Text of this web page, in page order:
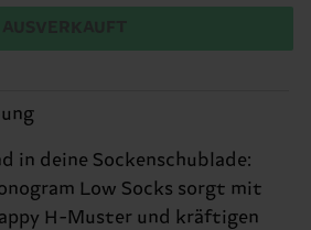
in deine Sockenschublade:
Low Socks sorgt mit
H-Muster und kräftigen